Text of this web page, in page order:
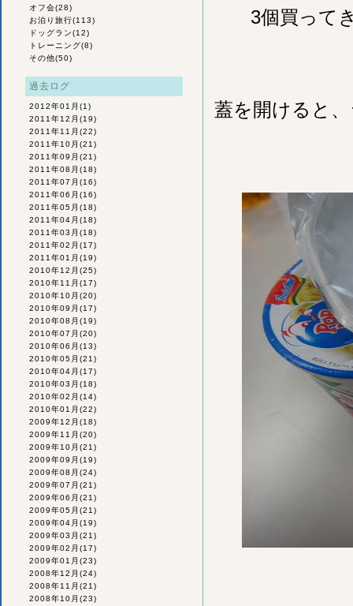
オフ会(28)
お泊り旅行(113)
ドッグラン(12)
トレーニング(8)
その他(50)
過去ログ
2012年01月 (1)
2011年12月 (19)
2011年11月 (22)
2011年10月 (21)
2011年09月 (21)
2011年08月 (18)
2011年07月 (16)
2011年06月 (16)
2011年05月 (18)
2011年04月 (18)
2011年03月 (18)
2011年02月 (17)
2011年01月 (19)
2010年12月 (25)
2010年11月 (17)
2010年10月 (20)
2010年09月 (17)
2010年08月 (19)
2010年07月 (20)
2010年06月 (13)
2010年05月 (21)
2010年04月 (17)
2010年03月 (18)
2010年02月 (14)
2010年01月 (22)
2009年12月 (18)
2009年11月 (20)
2009年10月 (21)
2009年09月 (19)
2009年08月 (24)
2009年07月 (21)
2009年06月 (21)
2009年05月 (21)
2009年04月 (19)
2009年03月 (21)
2009年02月 (17)
2009年01月 (23)
2008年12月 (24)
2008年11月 (21)
2008年10月 (23)
3個買って
蓋を開けると